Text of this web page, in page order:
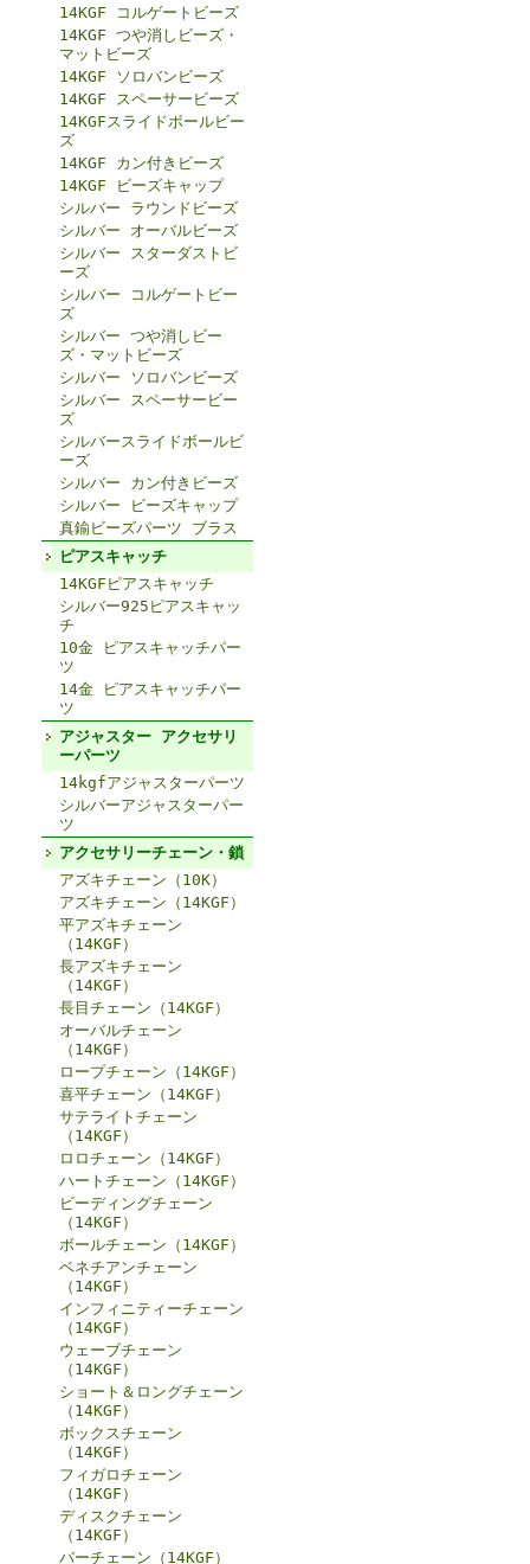
14KGF コルゲートビーズ
14KGF つや消しビーズ・
マットビーズ
14KGF ソロバンビーズ
14KGF スペーサービーズ
14KGFスライドボールビー
ズ
14KGF カン付きビーズ
14KGF ビーズキャップ
シルバー ラウンドビーズ
シルバー オーバルビーズ
シルバー スターダストビ
ーズ
シルバー コルゲートビー
ズ
シルバー つや消しビー
ズ・マットビーズ
シルバー ソロバンビーズ
シルバー スペーサービー
ズ
シルバースライドボールビ
ーズ
シルバー カン付きビーズ
シルバー ビーズキャップ
真鍮ビーズパーツ ブラス
ピアスキャッチ
14KGFピアスキャッチ
シルバー925ピアスキャッ
チ
10金 ピアスキャッチパー
ツ
14金 ピアスキャッチパー
ツ
アジャスター アクセサリ
ーパーツ
14kgfアジャスターパーツ
シルバーアジャスターパー
ツ
アクセサリーチェーン・鎖
アズキチェーン（10K）
アズキチェーン（14KGF）
平アズキチェーン
（14KGF）
長アズキチェーン
（14KGF）
長目チェーン（14KGF）
オーバルチェーン
（14KGF）
ロープチェーン（14KGF）
喜平チェーン（14KGF）
サテライトチェーン
（14KGF）
ロロチェーン（14KGF）
ハートチェーン（14KGF）
ビーディングチェーン
（14KGF）
ボールチェーン（14KGF）
ベネチアンチェーン
（14KGF）
インフィニティーチェーン
（14KGF）
ウェーブチェーン
（14KGF）
ショート＆ロングチェーン
（14KGF）
ボックスチェーン
（14KGF）
フィガロチェーン
（14KGF）
ディスクチェーン
（14KGF）
バーチェーン（14KGF）